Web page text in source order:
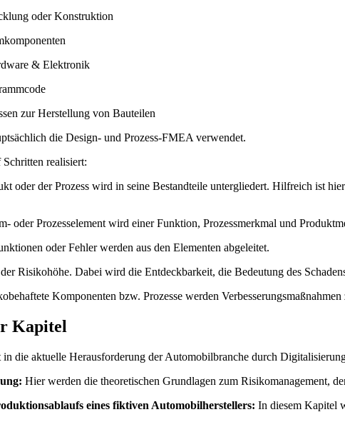
oder Konstruktion
& Elektronik
zur Herstellung von Bauteilen
die Design- und Prozess-FMEA verwendet.
realisiert:
oder der Prozess wird in seine Bestandteile untergliedert. Hilfreich ist
oder Prozesselement wird einer Funktion, Prozessmerkmal und
oder Fehler werden aus den Elementen abgeleitet.
Risikohöhe. Dabei wird die Entdeckbarkeit, die Bedeutung des
Komponenten bzw. Prozesse werden
Kapitel
die aktuelle Herausforderung der Automobilbranche durch
Hier werden die theoretischen Grundlagen zum Risikomanagement,
eines fiktiven Automobilherstellers: In diesem Kapitel